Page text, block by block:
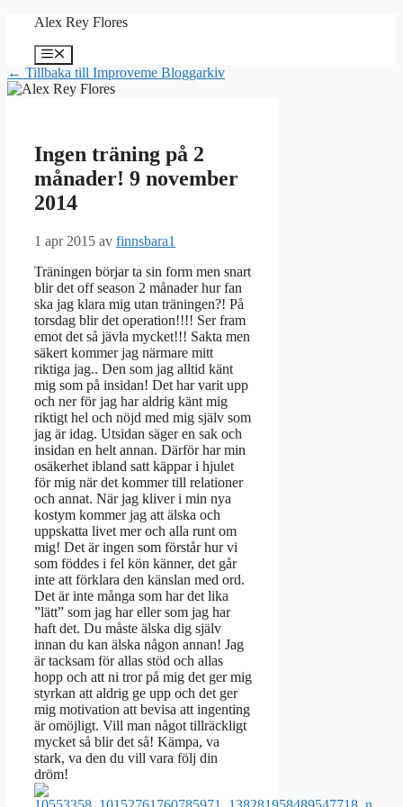
Hoppa
innehåll
Alex Rey Flores
Meny
← Tillbaka till Improveme Bloggarkiv
Ingen träning på 2
månader! 9 november
2014
1 apr 2015 av finnsbara1
Träningen börjar ta sin form men snart
blir det off season 2 månader hur fan
ska jag klara mig utan träningen?! På
torsdag blir det operation!!!! Ser fram
emot det så jävla mycket!!! Sakta men
säkert kommer jag närmare mitt
riktiga jag.. Den som jag alltid känt
mig som på insidan! Det har varit upp
och ner för jag har aldrig känt mig
riktigt hel och nöjd med mig själv som
jag är idag. Utsidan säger en sak och
insidan en helt annan. Därför har min
osäkerhet ibland satt käppar i hjulet
för mig när det kommer till relationer
och annat. När jag kliver i min nya
kostym kommer jag att älska och
uppskatta livet mer och alla runt om
mig! Det är ingen som förstår hur vi
som föddes i fel kön känner, det går
inte att förklara den känslan med ord.
Det är inte många som har det lika
”lätt” som jag har eller som jag har
haft det. Du måste älska dig själv
innan du kan älska någon annan! Jag
är tacksam för allas stöd och allas
hopp och att ni tror på mig det ger mig
styrkan att aldrig ge upp och det ger
mig motivation att bevisa att ingenting
är omöjligt. Vill man något tillräckligt
mycket så blir det så! Kämpa, va
stark, va den du vill vara följ din
dröm!